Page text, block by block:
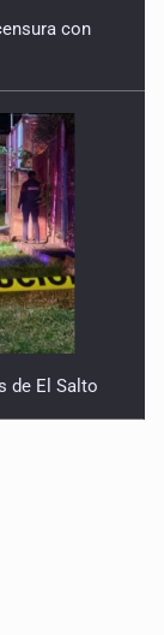
con
de El Salto